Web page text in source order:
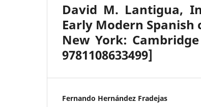
David M. Lantigua,
Early Modern
New York:
9781108633499]
Fernando Hernández Fradejas